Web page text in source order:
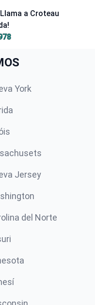
a Croteau
York
Jersey
del Norte